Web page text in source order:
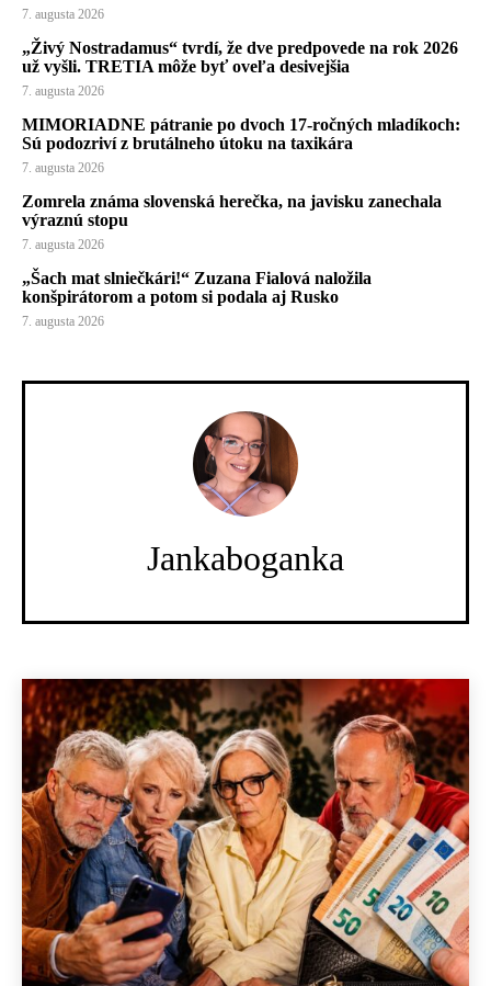
7. augusta 2026
„Živý Nostradamus“ tvrdí, že dve predpovede na rok 2026
už vyšli. TRETIA môže byť oveľa desivejšia
7. augusta 2026
MIMORIADNE pátranie po dvoch 17-ročných mladíkoch:
Sú podozriví z brutálneho útoku na taxikára
7. augusta 2026
Zomrela známa slovenská herečka, na javisku zanechala
výraznú stopu
7. augusta 2026
„Šach mat slniečkári!“ Zuzana Fialová naložila
konšpirátorom a potom si podala aj Rusko
7. augusta 2026
Jankaboganka